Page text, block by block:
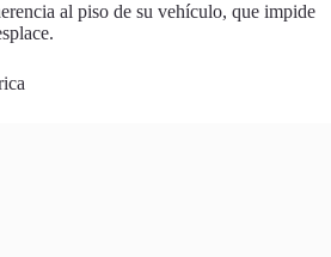
al piso de su vehículo, que impide